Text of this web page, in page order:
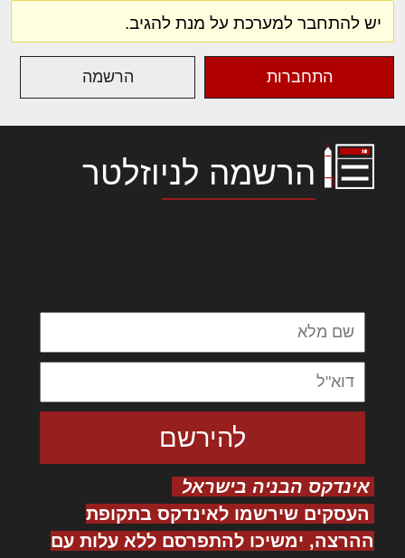
יש להתחבר למערכת על מנת להגיב.
התחברות הרשמה
הרשמה לניוזלטר
אינדקס הבניה בישראל
העסקים שירשמו לאינדקס בתקופת
ההרצה, ימשיכו להתפרסם ללא עלות עם